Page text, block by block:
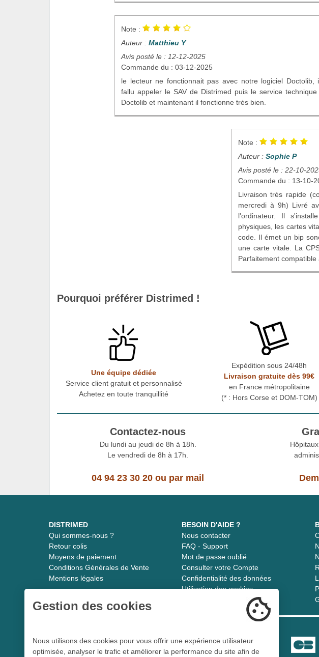
Note :
Auteur : Matthieu Y
Avis posté le : 12-12-2025
Commande du : 03-12-2025
le lecteur ne fonctionnait pas avec notre logiciel Doctolib,
fallu appeler le SAV de Distrimed puis le service technique
Doctolib et maintenant il fonctionne très bien.
Note :
Auteur : Sophie P
Avis posté le : 22-10-
Commande du : 13-10-
Livraison très rapide
mercredi à 9h) Livré
l'ordinateur. Il
physiques, les cartes
code. Il émet un bip
une carte vitale. La
Parfaitement
Pourquoi préférer Distrimed !
Une équipe dédiée
Service client gratuit et personnalisé
Achetez en toute tranquillité
Expédition sous 24/48h
Livraison gratuite dès 99€
en France métropolitaine
(* : Hors Corse et DOM-TOM)
Contactez-nous
Du lundi au jeudi de 8h à 18h.
Le vendredi de 8h à 17h.
04 94 23 30 20 ou par mail
DISTRIMED
Qui sommes-nous ?
Retour colis
Moyens de paiement
Conditions Générales de Vente
Mentions légales
BESOIN D'AIDE ?
Nous contacter
FAQ - Support
Mot de passe oublié
Consulter votre Compte
Confidentialité des données
Utilisation des cookies
Distrimed.com 1989 - 2026
Le spécialiste du matériel médical
Gestion des cookies
Nous utilisons des cookies pour vous offrir une expérience utilisateur
optimisée, analyser le trafic et améliorer la performance du site afin de